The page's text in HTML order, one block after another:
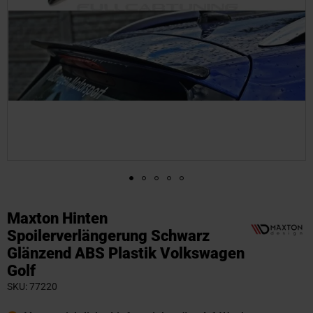
Maxton Hinten
Spoilerverlängerung Schwarz
Glänzend ABS Plastik Volkswagen
Golf
SKU 77220
Anfang
der
Bildgalerie
springen